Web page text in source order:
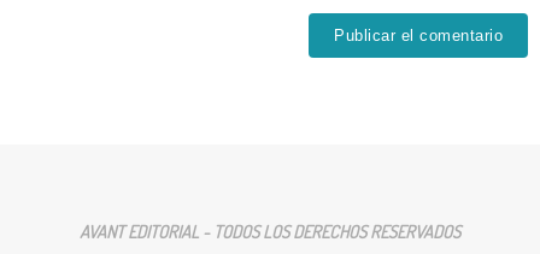
AVANT EDITORIAL - TODOS LOS DERECHOS RESERVADOS